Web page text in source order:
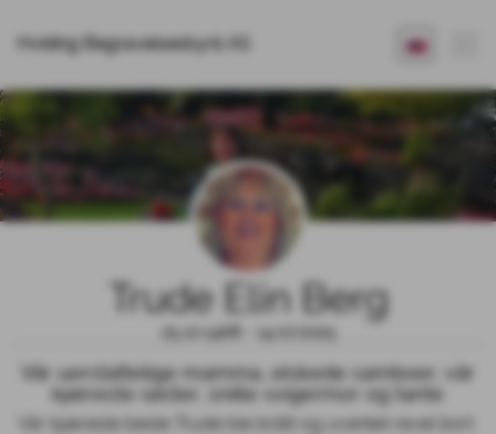
Hviding Begravelsesbyrå AS
Trude Elin Berg
25.10.1968 - 19.07.2025
Vår uerstattelige mamma, elskede samboer, vår
kjæreste søster, snille svigermor og tante
Vår kjæreste beste Trude ble brått og uventet revet bort